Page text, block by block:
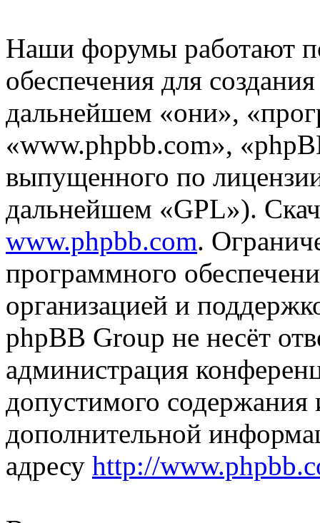
Наши форумы работают
обеспечения для
дальнейшем «они»,
«www.phpbb.com»,
выпущенного по
дальнейшем «GPL»).
www.phpbb.com.
программного
организацией и
phpBB Group не несёт
администрация
допустимого
дополнительной
адресу http://